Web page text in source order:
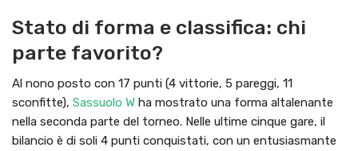
Stato di forma e classifica: chi
parte favorito?
Al nono posto con 17 punti (4 vittorie, 5 pareggi, 11
sconfitte), Sassuolo W ha mostrato una forma altalenante
nella seconda parte del torneo. Nelle ultime cinque gare, il
bilancio è di soli 4 punti conquistati, con un entusiasmante